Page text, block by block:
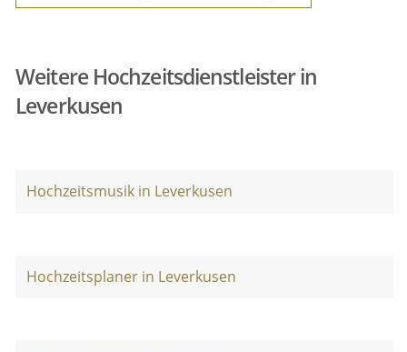
Weitere Hochzeitsdienstleister in
Leverkusen
Hochzeitsmusik in Leverkusen
Hochzeitsplaner in Leverkusen